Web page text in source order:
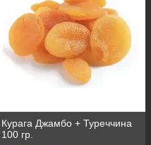
Курага Джамбо + Туреччина
100 гр.